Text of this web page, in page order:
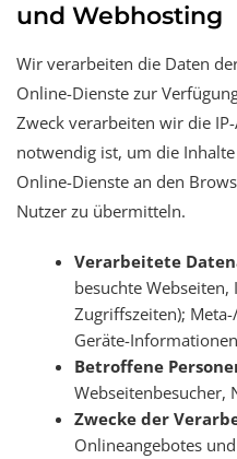
und Webhosting
Wir verarbeiten die Daten
Online-Dienste zur
Zweck verarbeiten wir die
notwendig ist, um die
Online-Dienste an den
Nutzer zu übermitteln.
Verarbeitete
besuchte Webseiten,
Zugriffszeiten);
Geräte-
Betroffene
Webseitenbesucher,
Zwecke der
Onlineangebotes